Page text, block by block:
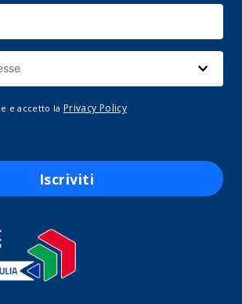
e accetto la Privacy Policy
Iscriviti